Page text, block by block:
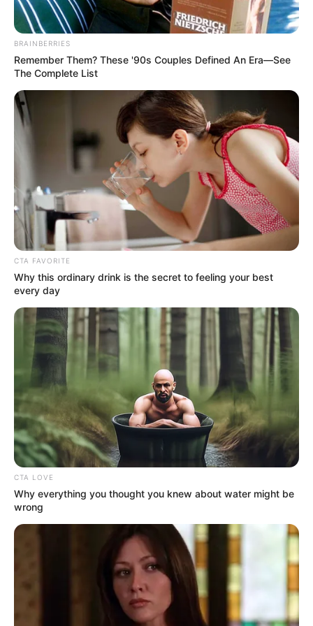
Calera también se cargaron dron
Durante el periodo de cierre, se recomienda a los
residentes y visitantes usar la vía alterna por Siberia .
Esta ruta alternativa permitirá el flujo vehicular mientras
se realizan las obras necesarias. La Secretaría agradece
la comprensión y apoyo de la comunidad ante los
inconvenientes que esta situación pueda causar. Es
importante mencionar que las obras están diseñadas
para culminar en un plazo determinado, buscando
minimizar el impacto en la vida cotidiana de los
habitantes.
Laconstrucción de placa huellaes una solución efectiva
para mejorar caminos rurales, ya que proporciona una
base sólida que soporta el tráfico vehicular y
desgaste en épocas de lluvias
. Este tipo de
infraestructura es fundamental para conectar
comunidades, facilitar el acceso a servicios básicos y
fomentar el desarrollo económico local.
La Secretaría también ha enfatizado que se realizarán
BRAINBERRIES
Remember Them? These '90s Couples Defined An Era—See
The Complete List
CTA FAVORITE
Why this ordinary drink is the secret to feeling your best
every day
CTA LOVE
Why everything you thought you knew about water might be
wrong